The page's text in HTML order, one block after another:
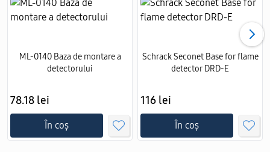
ML-0140 Baza de montare a
detectorului
78.18 lei
În coș
Schrack Seconet Base for flame
detector DRD-E
116 lei
În coș